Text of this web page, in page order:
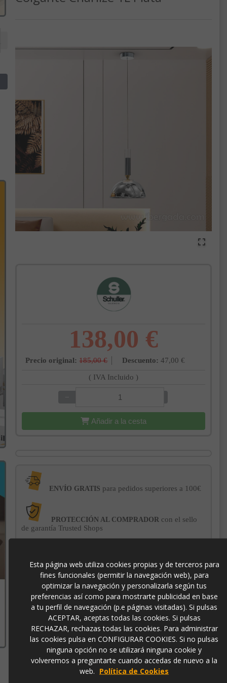
138,00 €
Precio original: 185,00 € Descuento: 47,00 €
( IVA Incluido )
−
Añadir a la cesta
ENVÍO GRATIS para pedidos superiores a 100€
PROTECCIÓN AL COMPRADOR con el sello
de garantía Trusted Shops
transferencia bancaria
312462
8435435341398
Esta página web utiliza cookies propias y de terceros para
fines funcionales (permitir la navegación web), para
optimizar la navegación y personalizarla según tus
preferencias así como para mostrarte publicidad en base
a tu perfil de navegación (p.e páginas visitadas). Si pulsas
ACEPTAR, aceptas todas las cookies. Si pulsas
RECHAZAR, rechazas todas las cookies. Para administrar
las cookies pulsa en CONFIGURAR COOKIES. Si no pulsas
ninguna opción no se utilizará ninguna cookie y
volveremos a preguntarte cuando accedas de nuevo a la
web. Política de Cookies